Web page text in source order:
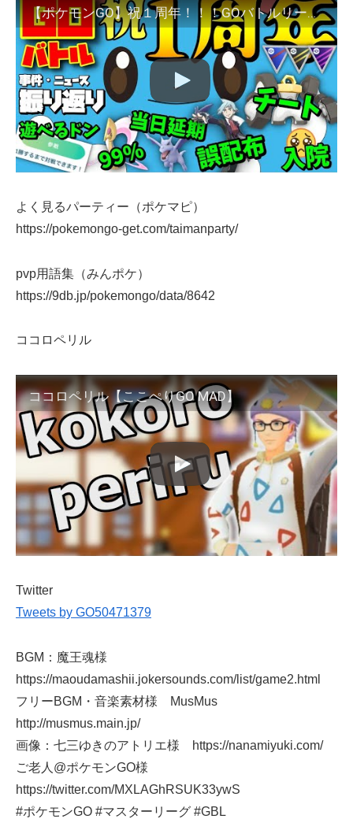
【ポケモンGO】祝１周年！！！GOバトルリーグの事件・ニュースを振り返えろう！
よく見るパーティー（ポケマピ）
https://pokemongo-get.com/taimanparty/
pvp用語集（みんポケ）
https://9db.jp/pokemongo/data/8642
ココロペリル
ココロペリル【ここぺりGO MAD】
Twitter
Tweets by GO50471379
BGM：魔王魂様
https://maoudamashii.jokersounds.com/list/game2.html
フリーBGM・音楽素材様 MusMus
http://musmus.main.jp/
画像：七三ゆきのアトリエ様 https://nanamiyuki.com/
ご老人@ポケモンGO様
https://twitter.com/MXLAGhRSUK33ywS
#ポケモンGO #マスターリーグ #GBL